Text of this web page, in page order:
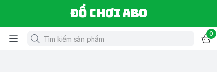
Đồ chơi ABO
0